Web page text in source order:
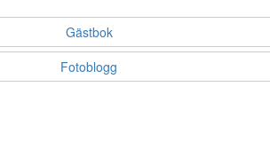
Gästbok
Fotoblogg